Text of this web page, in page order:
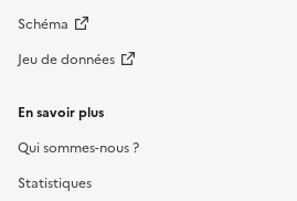
Schéma
Jeu de données
En savoir plus
Qui sommes-nous ?
Statistiques